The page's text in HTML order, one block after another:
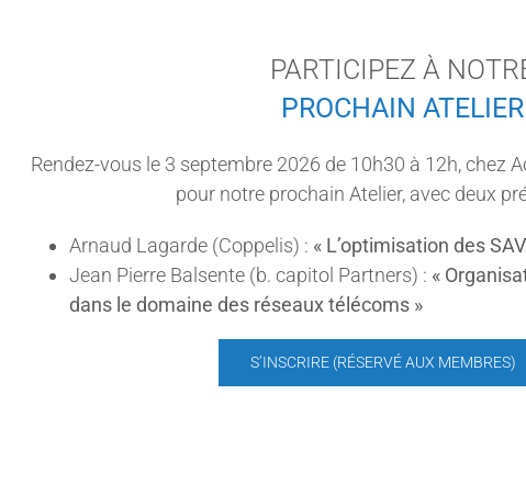
PARTICIPEZ À
PROCHAIN ATELIER
Rendez-vous le 3 septembre 2026 de 10h30 à 12h, chez
pour notre prochain Atelier, avec deux
Arnaud Lagarde (Coppelis) : « L’optimisation des
Jean Pierre Balsente (b. capitol Partners) : «
dans le domaine des réseaux télécoms »
S’INSCRIRE (RÉSERVÉ AUX MEMBRES)